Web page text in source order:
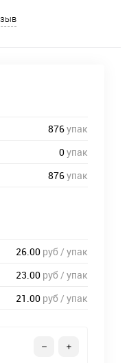
876упак
0упак
876упак
26.00 руб / упак
23.00 руб / упак
21.00 руб / упак